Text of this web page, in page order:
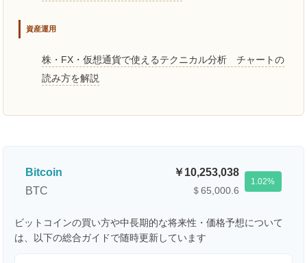
資産運用
株・FX・仮想通貨で使えるテクニカル分析 チャートの
読み方を解説
Bitcoin
BTC
10,253,038
＄65,000.6
1.02
ビットコインの買い方や中長期的な将来性・価格予想について
は、以下の総合ガイドで随時更新しています